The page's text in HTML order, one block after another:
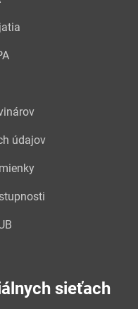
údajov
sieťach